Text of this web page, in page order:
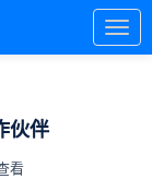
伙伴
看